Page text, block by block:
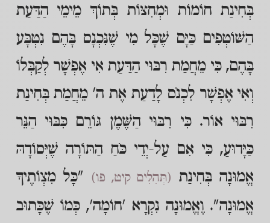
בְּחִינַת חוֹמוֹת וּמְחִצּוֹת בְּתוֹךְ מֵימֵי הַדַּעַת
הַשּׁוֹטְפִים כַּיָּם שֶׁכָּל מִי שֶׁנִּכְנָס בָּהֶם נִטְבָּע
בָּהֶם, כִּי מֵחֲמַת רִבּוּי הַדַּעַת אִי אֶפְשָׁר לְקַבְּלוֹ
וְאִי אֶפְשָׁר לִכְנֹס לָדַעַת אֶת ה' מֵחֲמַת בְּחִינַת
רִבּוּי אוֹר. כִּי רִבּוּי הַשֶּׁמֶן גּוֹרֵם כִּבּוּי הַנֵּר
כַּיָּדוּעַ, כִּי אִם עַל-יְדֵי כֹּחַ הַתּוֹרָה שֶׁיְּסוֹדָהּ
אֱמוּנָה בְּחִינַת (תְּהִלִּים קיט, פו) "כָּל מִצְוֹתֶיךָ
אֱמוּנָה". וֶאֱמוּנָה נִקְרָא 'חוֹמָה', כְּמוֹ שֶׁכָּתוּב